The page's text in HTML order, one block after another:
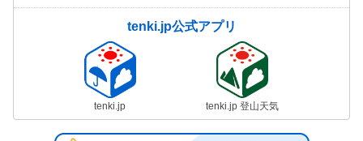
tenki.jp公式アプリ
tenki.jp tenki.jp 登山天気